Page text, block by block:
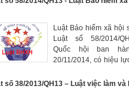
Luật Bảo hiểm xã hội
Luật số 58/2014/
Quốc hội ban
20/11/2014, có hiệu
số 38/2013/QH13 – Luật việc làm và